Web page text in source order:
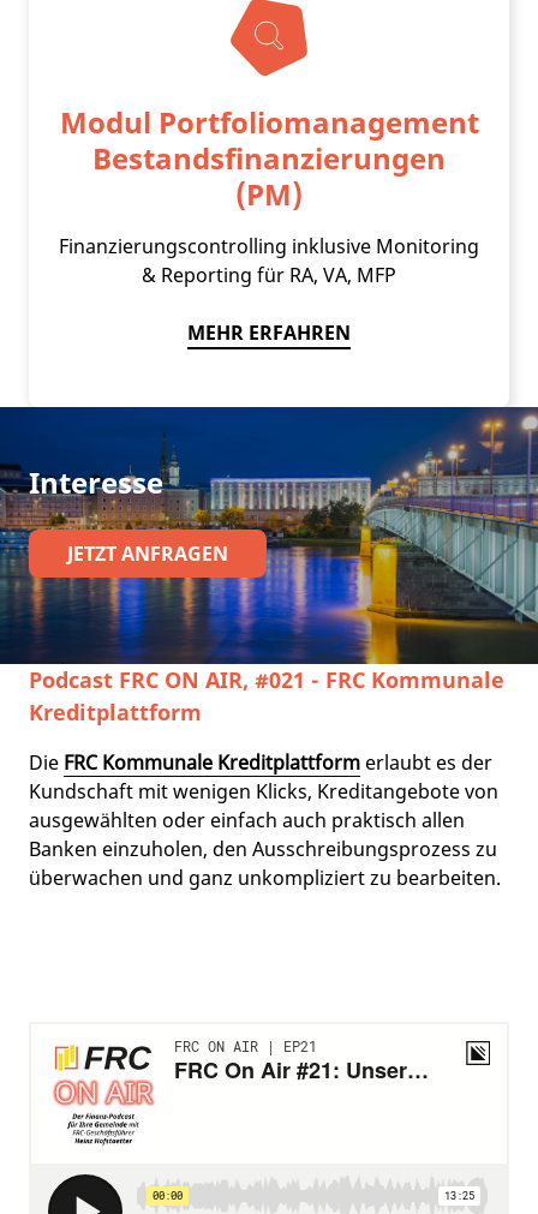
Modul Portfoliomanagement
Bestandsfinanzierungen
(PM)
Finanzierungscontrolling inklusive Monitoring
& Reporting für RA, VA, MFP
MEHR ERFAHREN
Interesse
JETZT ANFRAGEN
Podcast FRC ON AIR, #021 - FRC Kommunale
Kreditplattform
Die FRC Kommunale Kreditplattform erlaubt es der
Kundschaft mit wenigen Klicks, Kreditangebote von
ausgewählten oder einfach auch praktisch allen
Banken einzuholen, den Ausschreibungsprozess zu
überwachen und ganz unkompliziert zu bearbeiten.